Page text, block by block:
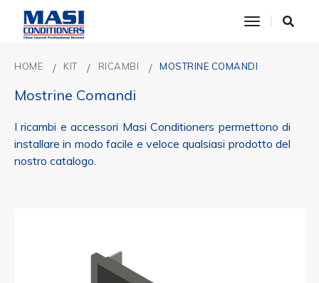
toggle
HOME KIT RICAMBI MOSTRINE COMANDI
Mostrine Comandi
I ricambi e accessori Masi Conditioners permettono di
installare in modo facile e veloce qualsiasi prodotto del
nostro catalogo.